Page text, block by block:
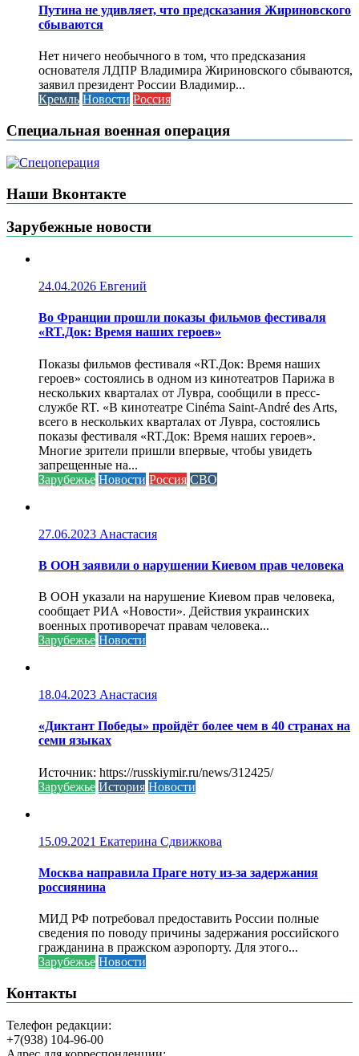
Путина не удивляет, что предсказания Жириновского
сбываются
Нет ничего необычного в том, что предсказания
основателя ЛДПР Владимира Жириновского сбываются,
заявил президент России Владимир...
Кремль Новости Россия
Специальная военная операция
Наши Вконтакте
Зарубежные новости
24.04.2026 Евгений
Во Франции прошли показы фильмов фестиваля
«RT.Док: Время наших героев»
Показы фильмов фестиваля «RT.Док: Время наших
героев» состоялись в одном из кинотеатров Парижа в
нескольких кварталах от Лувра, сообщили в пресс-
службе RT. «В кинотеатре Cinéma Saint-André des Arts,
всего в нескольких кварталах от Лувра, состоялись
показы фестиваля «RT.Док: Время наших героев».
Многие зрители пришли впервые, чтобы увидеть
запрещенные на...
Зарубежье Новости Россия СВО
27.06.2023 Анастасия
В ООН заявили о нарушении Киевом прав человека
В ООН указали на нарушение Киевом прав человека,
сообщает РИА «Новости». Действия украинских
военных противоречат правам человека...
Зарубежье Новости
18.04.2023 Анастасия
«Диктант Победы» пройдёт более чем в 40 странах на
семи языках
Источник: https://russkiymir.ru/news/312425/
Зарубежье История Новости
15.09.2021 Екатерина Сдвижкова
Москва направила Праге ноту из-за задержания
россиянина
МИД РФ потребовал предоставить России полные
сведения по поводу причины задержания российского
гражданина в пражском аэропорту. Для этого...
Зарубежье Новости
Контакты
Телефон редакции:
+7(938) 104-96-00